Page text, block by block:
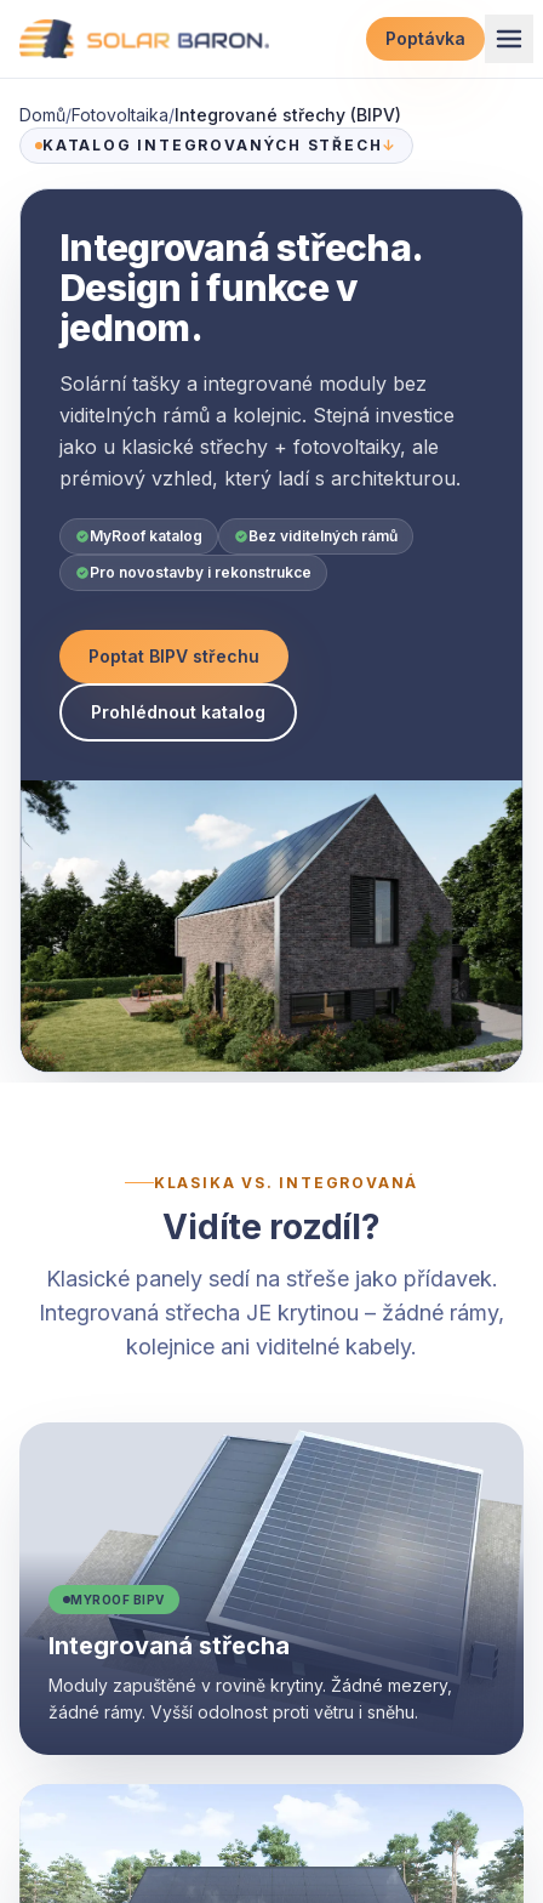
Přeskočit na obsah
Poptávka
Domů/Fotovoltaika/Integrované střechy (BIPV)
KATALOG INTEGROVANÝCH STŘECH ↓
Integrovaná střecha.
Design i funkce v
jednom.
Solární tašky a integrované moduly bez
viditelných rámů a kolejnic. Stejná investice
jako u klasické střechy + fotovoltaiky, ale
prémiový vzhled, který ladí s architekturou.
MyRoof katalog
Bez viditelných rámů
Pro novostavby i rekonstrukce
Poptat BIPV střechu
Prohlédnout katalog
KLASIKA VS. INTEGROVANÁ
Vidíte rozdíl?
Klasické panely sedí na střeše jako přídavek.
Integrovaná střecha JE krytinou – žádné rámy,
kolejnice ani viditelné kabely.
MYROOF BIPV
Integrovaná střecha
Moduly zapuštěné v rovině krytiny. Žádné mezery,
žádné rámy. Vyšší odolnost proti větru i sněhu.